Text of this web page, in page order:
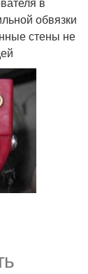
обвязки
стены не